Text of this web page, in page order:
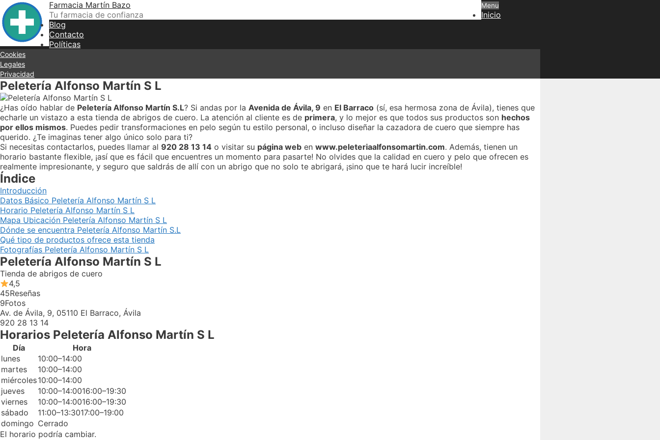
Skip
to
content
Farmacia Martín Bazo
Tu farmacia de confianza
Menu
Inicio
Blog
Contacto
Políticas
Cookies
Legales
Privacidad
Peletería Alfonso Martín S L
¿Has oído hablar de Peletería Alfonso Martín S.L? Si andas por la Avenida de Ávila, 9 en El Barraco (sí, esa hermosa zona de Ávila), tienes que
echarle un vistazo a esta tienda de abrigos de cuero. La atención al cliente es de primera, y lo mejor es que todos sus productos son hechos
por ellos mismos. Puedes pedir transformaciones en pelo según tu estilo personal, o incluso diseñar la cazadora de cuero que siempre has
querido. ¿Te imaginas tener algo único solo para ti?
Si necesitas contactarlos, puedes llamar al 920 28 13 14 o visitar su página web en www.peleteriaalfonsomartin.com. Además, tienen un
horario bastante flexible, ¡así que es fácil que encuentres un momento para pasarte! No olvides que la calidad en cuero y pelo que ofrecen es
realmente impresionante, y seguro que saldrás de allí con un abrigo que no solo te abrigará, ¡sino que te hará lucir increíble!
Índice
Introducción
Datos Básico Peletería Alfonso Martín S L
Horario Peletería Alfonso Martín S L
Mapa Ubicación Peletería Alfonso Martín S L
Dónde se encuentra Peletería Alfonso Martín S.L
Qué tipo de productos ofrece esta tienda
Fotografías Peletería Alfonso Martín S L
Peletería Alfonso Martín S L
Tienda de abrigos de cuero
4,5
45Reseñas
9Fotos
Av. de Ávila, 9, 05110 El Barraco, Ávila
920 28 13 14
Horarios Peletería Alfonso Martín S L
Día
Hora
lunes
10:00–14:00
martes
10:00–14:00
miércoles10:00–14:00
jueves
10:00–14:0016:00–19:30
viernes
10:00–14:0016:00–19:30
sábado
11:00–13:3017:00–19:00
domingo Cerrado
El horario podría cambiar.